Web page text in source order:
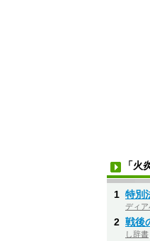
「火
1 特別
ディ
2 戦後
し辞書